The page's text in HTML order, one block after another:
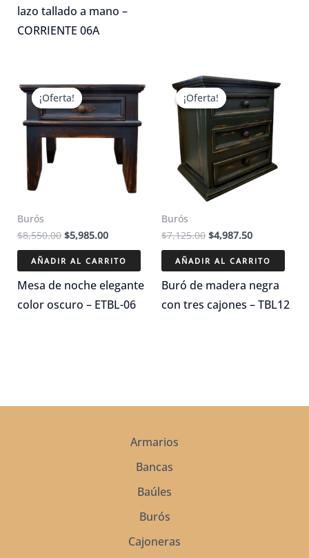
lazo tallado a mano –
CORRIENTE 06A
¡Oferta!
¡Oferta!
Burós
$8,550.00 El
original
era:
$8,550.00.
$5,985.00El
actual
es:
$5,985.00.
AÑADIR AL CARRITO
Mesa de noche elegante
color oscuro – ETBL-06
¡Oferta!
¡Oferta!
Burós
$7,125.00 El
original
era:
$7,125.00.
$4,987.50El
actual
es:
$4,987.50.
AÑADIR AL CARRITO
Buró de madera negra
con tres cajones – TBL12
Armarios
Bancas
Baúles
Burós
Cajoneras